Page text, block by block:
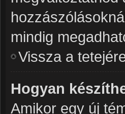
mindig
Vissza a
Hogyan
Amikor egy új